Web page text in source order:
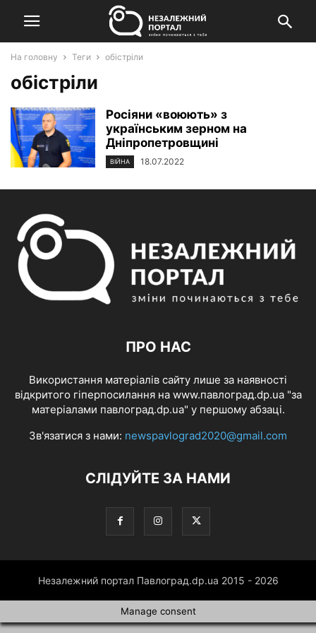
На головну Теги обістріли
обістріли
Росіяни «воюють» з
українським зерном на
Дніпропетровщині
ВІЙНА 18.07.2022
ПРО НАС
Використання матеріалів сайту лише за наявності
відкритого гіперпосилання на www.павлоград.dp.ua "за
матеріалами павлоград.dp.ua" у першому абзаці.
Зв'язатися з нами: newspavlograd2020@gmail.com
СЛІДУЙТЕ ЗА НАМИ
Незалежний портал Павлоград.dp.ua 2015 - 2026
Manage consent